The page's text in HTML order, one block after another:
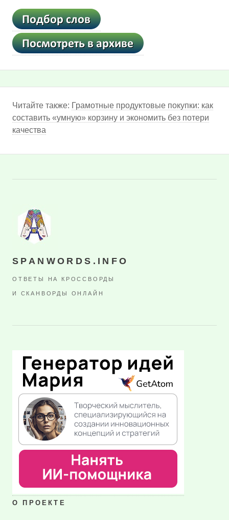
Читайте также: Грамотные продуктовые покупки: как
составить «умную» корзину и экономить без потери
качества
SPANWORDS.INFO
ОТВЕТЫ НА КРОССВОРДЫ
И СКАНВОРДЫ ОНЛАЙН
О ПРОЕКТЕ